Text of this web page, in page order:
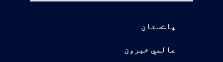
پاڪستان
عالمي خبرون